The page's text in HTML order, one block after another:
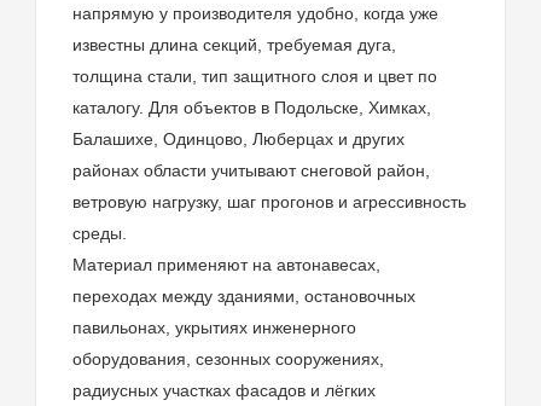
напрямую у производителя удобно, когда уже
известны длина секций, требуемая дуга,
толщина стали, тип защитного слоя и цвет по
каталогу. Для объектов в Подольске, Химках,
Балашихе, Одинцово, Люберцах и других
районах области учитывают снеговой район,
ветровую нагрузку, шаг прогонов и агрессивность
среды.
Материал применяют на автонавесах,
переходах между зданиями, остановочных
павильонах, укрытиях инженерного
оборудования, сезонных сооружениях,
радиусных участках фасадов и лёгких